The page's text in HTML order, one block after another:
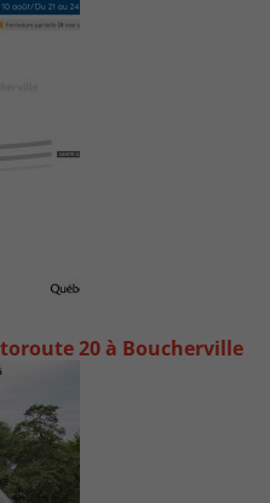
20 à Boucherville